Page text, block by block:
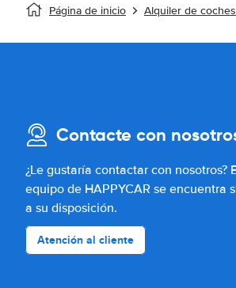
Página de inicio Alquiler de
Contacte con
¿Le gustaría contactar con nosotros?
equipo de HAPPYCAR se encuentra
a su disposición.
Atención al cliente